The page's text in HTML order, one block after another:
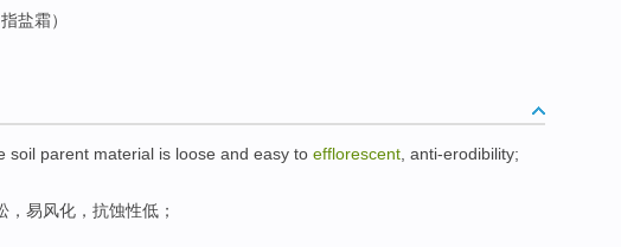
盐霜）
soil parent material is loose and easy to efflorescent, anti-erodibility;
， 易风化 ，抗蚀性低；